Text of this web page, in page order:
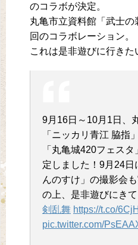
のコラボが決定。
丸亀市立資料館「武士
回のコラボレーション。
これは是非遊びに行きた
9月16日～10月1日、
「ニッカリ青江 脇指
「丸亀城420フェス
定しました！9月24日
んのすけ」の撮影会
の上、是非遊びにき
剣乱舞 https://t.co/
pic.twitter.com/